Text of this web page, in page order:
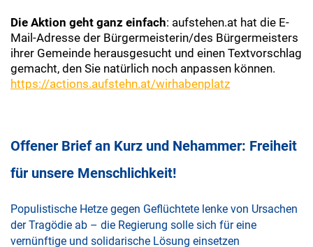
Die Aktion geht ganz einfach: aufstehen.at hat die E-
Mail-Adresse der Bürgermeisterin/des Bürgermeisters
ihrer Gemeinde herausgesucht und einen Textvorschlag
gemacht, den Sie natürlich noch anpassen können.
https://actions.aufstehn.at/wirhabenplatz
Offener Brief an Kurz und Nehammer: Freiheit
für unsere Menschlichkeit!
Populistische Hetze gegen Geflüchtete lenke von Ursachen
der Tragödie ab – die Regierung solle sich für eine
vernünftige und solidarische Lösung einsetzen